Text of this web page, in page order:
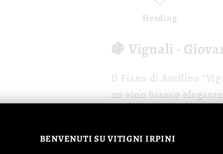
Heading
🍇 Vignali -
Il Fiano di Avellino
un vino bianco
Colore:Giallo
BENVENUTI SU VITIGNI IRPINI